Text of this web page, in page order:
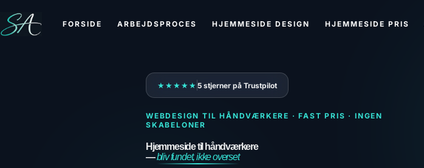
FORSIDE ARBEJDSPROCES HJEMMESIDE DESIGN HJEMMESIDE PRIS
★★★★★ 5 stjerner på Trustpilot
WEBDESIGN TIL HÅNDVÆRKERE · FAST PRIS · INGEN
SKABELONER
Hjemmeside til håndværkere
—bliv fundet, ikke overset